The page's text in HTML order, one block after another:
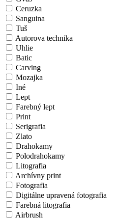
Ceruzka
Sanguina
Tuš
Autorova technika
Uhlie
Batic
Carving
Mozajka
Iné
Lept
Farebný lept
Print
Serigrafia
Zlato
Drahokamy
Polodrahokamy
Litografia
Archívny print
Fotografia
Digitálne upravená fotografia
Farebná litografia
Airbrush